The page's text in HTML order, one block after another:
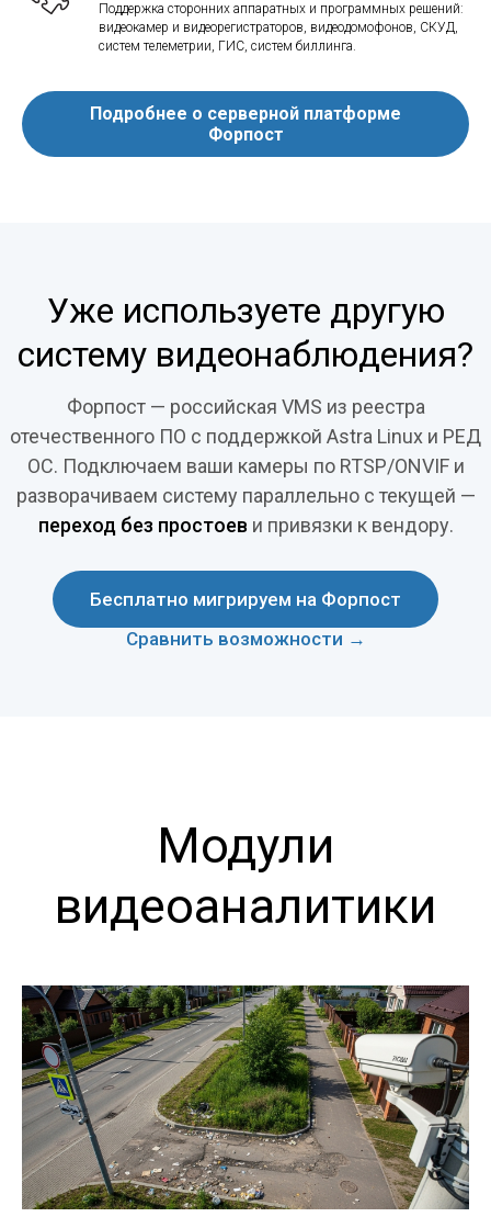
Поддержка сторонних аппаратных и программных решений:
видеокамер и видеорегистраторов, видеодомофонов, СКУД,
систем телеметрии, ГИС, систем биллинга.
Подробнее о серверной платформе
Форпост
Уже используете другую
систему видеонаблюдения?
Форпост — российская VMS из реестра
отечественного ПО с поддержкой Astra Linux и РЕД
ОС. Подключаем ваши камеры по RTSP/ONVIF и
разворачиваем систему параллельно с текущей —
переход без простоев и привязки к вендору.
Бесплатно мигрируем на Форпост
Сравнить возможности →
Модули
видеоаналитики